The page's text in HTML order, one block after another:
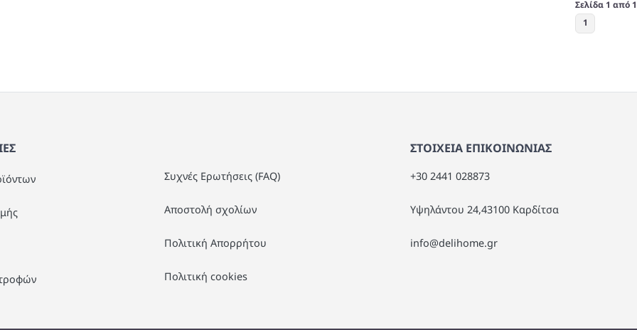
Καπέλο Βελούδινο Σε Μπέζ
Χρώμα 35x28x25cm 1005
Σελίδα 1 από 1
1
Συχνές Ερωτήσεις (FAQ)
Αποστολή σχολίων
Πολιτική Απορρήτου
Πολιτική cookies
ΣΤΟΙΧΕΙΑ ΕΠΙΚΟΙΝΩΝΙΑΣ
+30 2441 028873
Υψηλάντου 24,43100 Καρδίτσα
info@delihome.gr